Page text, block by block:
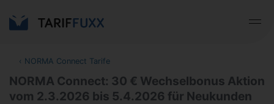
‹ NORMA Connect Tarife
NORMA Connect: 30 € Wechselbonus Aktion
vom 2.3.2026 bis 5.4.2026 für Neukunden